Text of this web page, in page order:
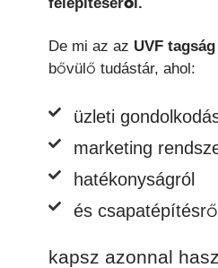
De mi az az UVF tagság
bővülő tudástár, ahol:
üzleti
marketing
hatékonyságról
és csapatépítésről
kapsz azonnal